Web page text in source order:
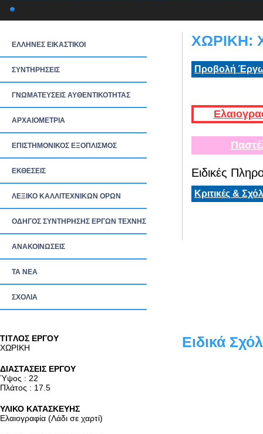
ΕΛΛΗΝΕΣ ΕΙΚΑΣΤΙΚΟΙ
ΣΥΝΤΗΡΗΣΕΙΣ
ΓΝΩΜΑΤΕΥΣΕΙΣ ΑΥΘΕΝΤΙΚΟΤΗΤΑΣ
ΑΡΧΑΙΟΜΕΤΡΙΑ
ΕΠΙΣΤΗΜΟΝΙΚΟΣ ΕΞΟΠΛΙΣΜΟΣ
ΕΚΘΕΣΕΙΣ
ΛΕΞΙΚΟ ΚΑΛΛΙΤΕΧΝΙΚΩΝ ΟΡΩΝ
ΟΔΗΓΟΣ ΣΥΝΤΗΡΗΣΗΣ ΕΡΓΩΝ ΤΕΧΝΗΣ
ΑΝΑΚΟΙΝΩΣΕΙΣ
ΤΑ ΝEΑ
ΣΧΟΛΙΑ
ΧΩΡΙΚΗ:
Προβολή
Ειδικές
Κριτικές &
TITΛΟΣ ΕΡΓΟΥ
ΧΩΡΙΚΗ
ΔΙΑΣΤΑΣΕΙΣ ΕΡΓΟΥ
Ύψος : 22
Πλάτος : 17.5
ΥΛΙΚΟ ΚΑΤΑΣΚΕΥΗΣ
Ελαιογραφία (Λάδι σε χαρτί)
Ειδικά